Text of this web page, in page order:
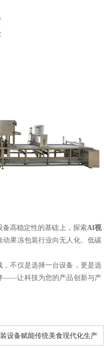
高稳定性的基础上，探索AI视
动果冻包装行业向无人化、低碳
不仅是选择一台设备，更是选
——让科技为您的产品创新与产
设备赋能传统美食现代化生产